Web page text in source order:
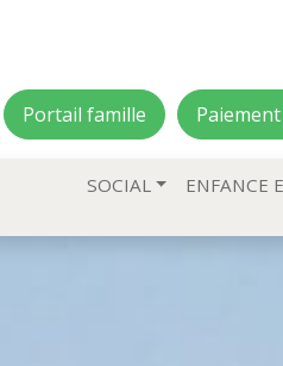
Portail famille
SOCIAL ENFANCE